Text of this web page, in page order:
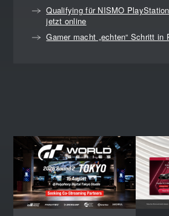
Qualifying für NISMO
jetzt online
Gamer macht „echten“ Schritt in